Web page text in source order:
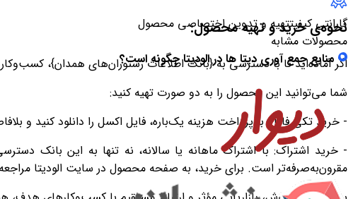
نحوه‌ی خرید و تهیه محصول:
اگر آماده‌اید تا با دسترسی به {بانک اطلاعات رستوران‌های همدان}،
شما می‌توانید این محصول را به دو صورت تهیه کنید:
- خرید تکی فایل: با پرداخت هزینه یک‌باره، فایل اکسل را دانلود کنید و
- خرید اشتراک: با اشتراک ماهانه یا سالانه، نه تنها به این بانک
مقرون‌به‌صرفه‌تر است. برای خرید، به صفحه محصول در سایت الودیتا
گارانتی کیفیتتهیه و تدوین اختصاصی محصول
محصولات مشابه
منابع جمع آوری دیتا ها در الودیتا چگونه است؟